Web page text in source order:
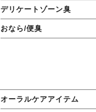
デリケートゾーン臭
おなら/便臭
オーラルケアアイテム